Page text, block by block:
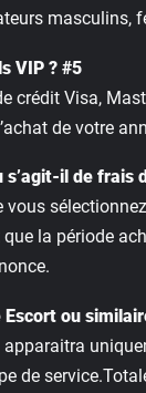
VIP ? #5
crédit Visa,
de votre
il de frais
vous
la période
Escort ou
de